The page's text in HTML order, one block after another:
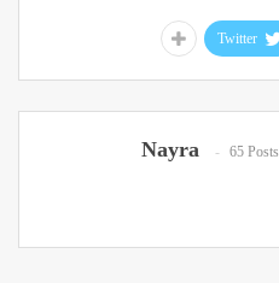
Twitter
Nayra 65 Posts